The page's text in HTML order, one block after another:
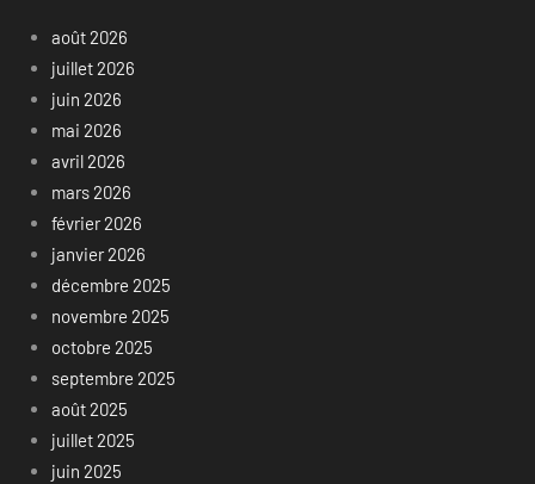
août 2026
juillet 2026
juin 2026
mai 2026
avril 2026
mars 2026
février 2026
janvier 2026
décembre 2025
novembre 2025
octobre 2025
septembre 2025
août 2025
juillet 2025
juin 2025